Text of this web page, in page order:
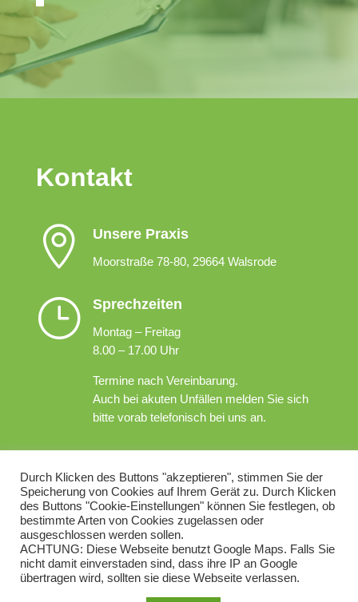
Kontakt
 Unsere Praxis
Moorstraße 78-80, 29664 Walsrode
} Sprechzeiten
Montag – Freitag
8.00 – 17.00 Uhr
Termine nach Vereinbarung.
Auch bei akuten Unfällen melden Sie sich
bitte vorab telefonisch bei uns an.
v
Telefon +49 5161 73021
info@chirurgie-walsrode.de
Impressum
Datenschutz
Durch Klicken des Buttons "akzeptieren", stimmen Sie der
Speicherung von Cookies auf Ihrem Gerät zu. Durch Klicken
des Buttons "Cookie-Einstellungen" können Sie festlegen, ob
bestimmte Arten von Cookies zugelassen oder
ausgeschlossen werden sollen.
ACHTUNG: Diese Webseite benutzt Google Maps. Falls Sie
nicht damit einverstaden sind, dass ihre IP an Google
übertragen wird, sollten sie diese Webseite verlassen.